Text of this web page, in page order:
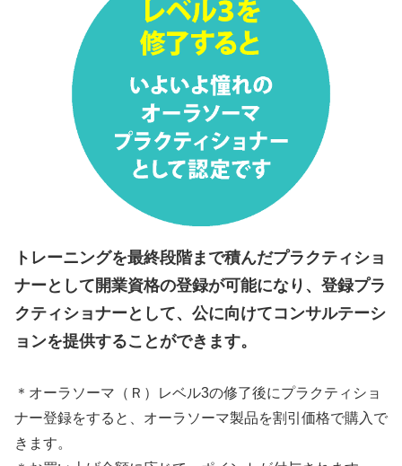
トレーニングを最終段階まで積んだプラクティショ
ナーとして開業資格の登録が可能になり、登録プラ
クティショナーとして、公に向けてコンサルテーシ
ョンを提供することができます。
＊オーラソーマ（Ｒ）レベル3の修了後にプラクティショ
ナー登録をすると、オーラソーマ製品を割引価格で購入で
きます。